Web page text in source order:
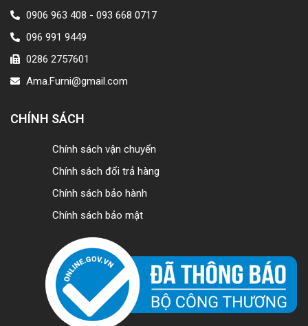
0906 963 408 - 093 668 0717
096 991 9449
0286 2757601
Ama.Furni@gmail.com
CHÍNH SÁCH
Chính sách vận chuyển
Chính sách đổi trả hàng
Chính sách bảo hành
Chính sách bảo mật